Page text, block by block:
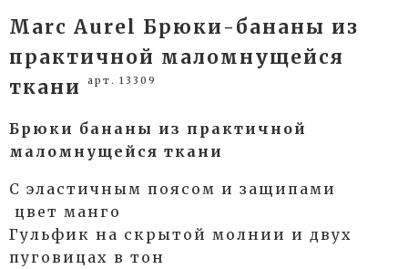
Marc Aurel Брюки-бананы из
практичной маломнущейся
ткани
арт. 13309
Брюки бананы из практичной
маломнущейся ткани
С эластичным поясом и защипами
цвет манго
Гульфик на скрытой молнии и двух
пуговицах в тон